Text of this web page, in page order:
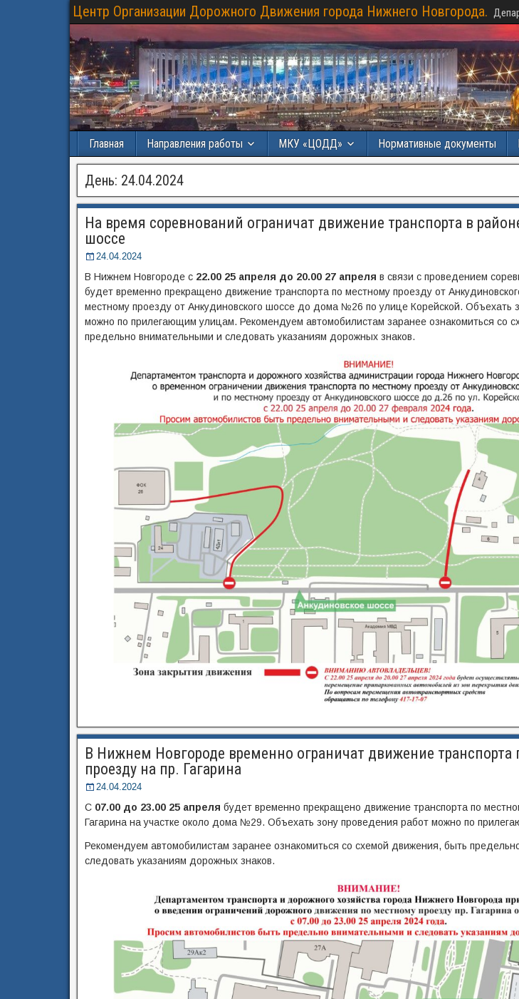
Центр Организации Дорожного Движения города Нижнего Новгорода.
Главная Направления работы МКУ «ЦОДД» Нормативные документы
День: 24.04.2024
На время соревнований ограничат движение транспорта в
шоссе
24.04.2024
В Нижнем Новгороде с 22.00 25 апреля до 20.00 27 апреля в связи с проведением
будет временно прекращено движение транспорта по местному проезду от
местному проезду от Анкудиновского шоссе до дома №26 по улице Корейской. Объехать
можно по прилегающим улицам. Рекомендуем автомобилистам заранее ознакомиться со
предельно внимательными и следовать указаниям дорожных знаков.
В Нижнем Новгороде временно ограничат движение транспорта
проезду на пр. Гагарина
24.04.2024
С07.00 до 23.00 25 апреля будет временно прекращено движение транспорта по
Гагарина на участке около дома №29. Объехать зону проведения работ можно по
Рекомендуем автомобилистам заранее ознакомиться со схемой движения, быть
следовать указаниям дорожных знаков.